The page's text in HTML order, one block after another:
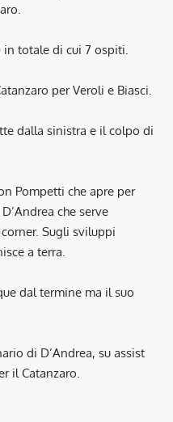
in totale di cui 7 ospiti.
per Veroli e Biasci.
dalla sinistra e il colpo di
Pompetti che apre per
che serve
Sugli sviluppi
a terra.
dal termine ma il suo
di D’Andrea, su assist
il Catanzaro.